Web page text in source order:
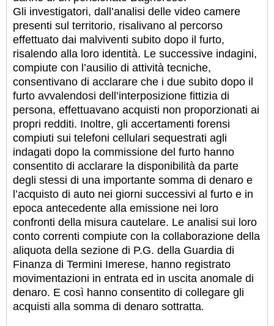
Gli investigatori, dall’analisi delle video camere
presenti sul territorio, risalivano al percorso
effettuato dai malviventi subito dopo il furto,
risalendo alla loro identità. Le successive indagini,
compiute con l’ausilio di attività tecniche,
consentivano di acclarare che i due subito dopo il
furto avvalendosi dell’interposizione fittizia di
persona, effettuavano acquisti non proporzionati ai
propri redditi. Inoltre, gli accertamenti forensi
compiuti sui telefoni cellulari sequestrati agli
indagati dopo la commissione del furto hanno
consentito di acclarare la disponibilità da parte
degli stessi di una importante somma di denaro e
l’acquisto di auto nei giorni successivi al furto e in
epoca antecedente alla emissione nei loro
confronti della misura cautelare. Le analisi sui loro
conto correnti compiute con la collaborazione della
aliquota della sezione di P.G. della Guardia di
Finanza di Termini Imerese, hanno registrato
movimentazioni in entrata ed in uscita anomale di
denaro. E così hanno consentito di collegare gli
acquisti alla somma di denaro sottratta.